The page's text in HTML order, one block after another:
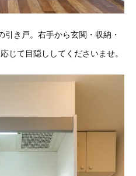
き戸。右手から玄関・収納・
じて目隠ししてくださいませ。